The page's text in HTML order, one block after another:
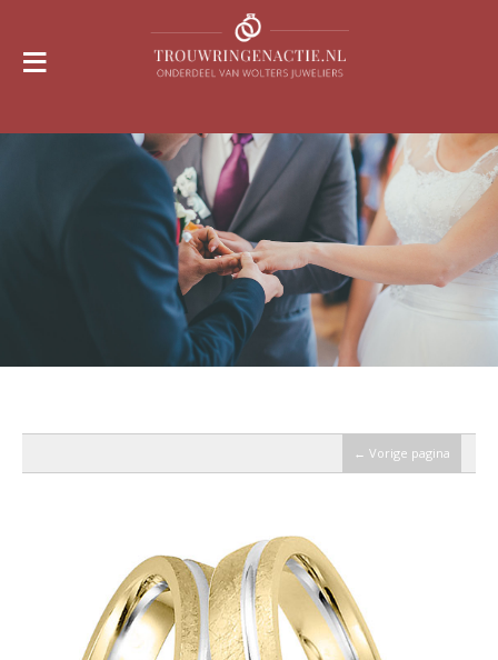
≡
← Vorige pagina